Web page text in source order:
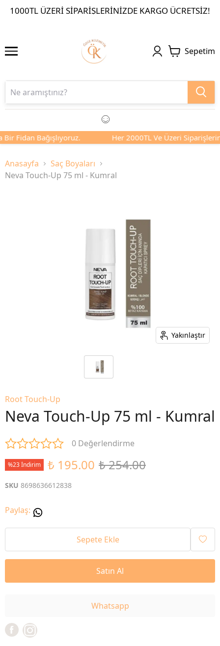
1000TL ÜZERI SIPARIŞLERINIZDE KARGO ÜCRETSIZ!
Sepetim
Bağışlıyoruz. Her 2000TL Ve Üzeri Siparişlerinizde
Anasayfa
Saç Boyaları
Neva Touch-Up 75 ml - Kumral
Yakınlaştır
Root Touch-Up
Neva Touch-Up 75 ml - Kumral
0 Değerlendirme
%23 İndirim ₺ 195.00 ₺ 254.00
SKU 8698636612838
Paylaş:
Sepete Ekle
Satın Al
Whatsapp